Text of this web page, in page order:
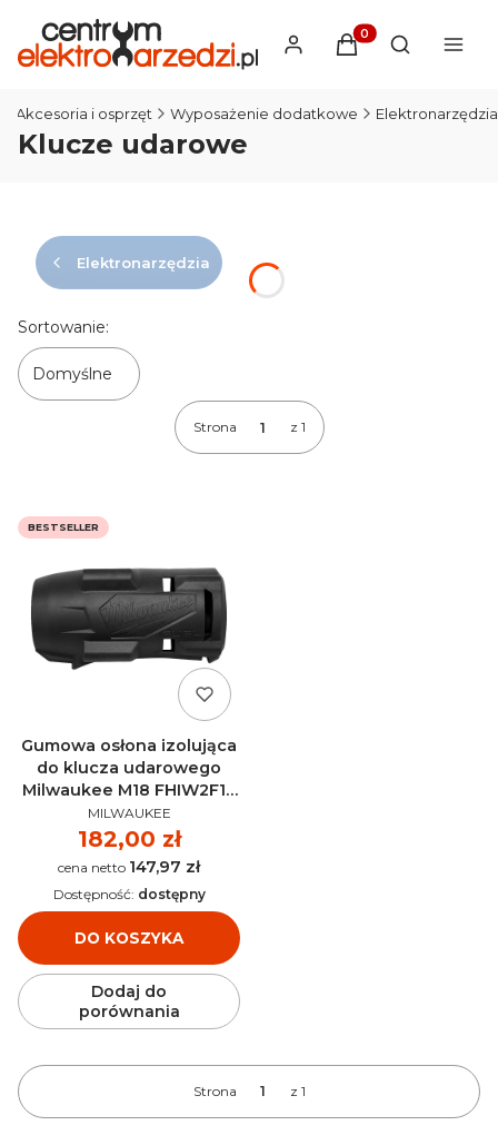
Produkty w
Otwórz
Akcesoria i osprzęt Wyposażenie dodatkowe Elektronarzędzia
Klucze udarowe
Elektronarzędzia
Lista produktów
Sortowanie:
Domyślne
Strona z 1
BESTSELLER
Gumowa osłona izolująca
do klucza udarowego
Milwaukee M18 FHIW2F12
- 4932493560
PRODUCENT
MILWAUKEE
Cena
182,00 zł
Cena 147,97 zł
DO KOSZYKA
Dostępność: dostępny
Dodaj do
porównania
Strona z 1